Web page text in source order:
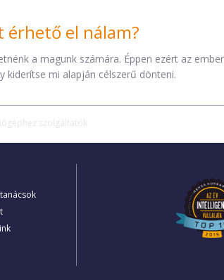
el nálam?
a magunk számára. Éppen ezért az
kiderítse mi alapján célszerű dönteni.
szolgáltatók